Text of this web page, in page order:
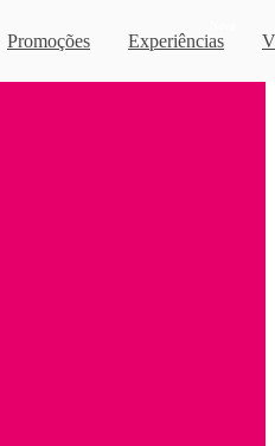
Promoções Experiências